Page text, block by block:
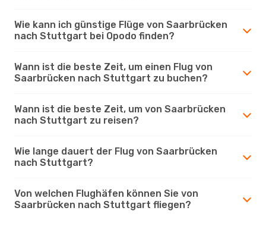
Wie kann ich günstige Flüge von Saarbrücken
nach Stuttgart bei Opodo finden?
Wann ist die beste Zeit, um einen Flug von
Saarbrücken nach Stuttgart zu buchen?
Wann ist die beste Zeit, um von Saarbrücken
nach Stuttgart zu reisen?
Wie lange dauert der Flug von Saarbrücken
nach Stuttgart?
Von welchen Flughäfen können Sie von
Saarbrücken nach Stuttgart fliegen?